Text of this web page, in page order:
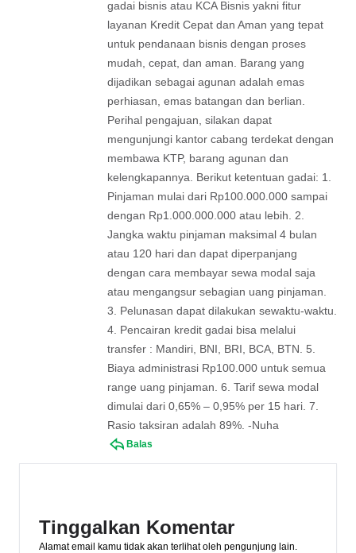
gadai bisnis atau KCA Bisnis yakni fitur
layanan Kredit Cepat dan Aman yang tepat
untuk pendanaan bisnis dengan proses
mudah, cepat, dan aman. Barang yang
dijadikan sebagai agunan adalah emas
perhiasan, emas batangan dan berlian.
Perihal pengajuan, silakan dapat
mengunjungi kantor cabang terdekat dengan
membawa KTP, barang agunan dan
kelengkapannya. Berikut ketentuan gadai: 1.
Pinjaman mulai dari Rp100.000.000 sampai
dengan Rp1.000.000.000 atau lebih. 2.
Jangka waktu pinjaman maksimal 4 bulan
atau 120 hari dan dapat diperpanjang
dengan cara membayar sewa modal saja
atau mengangsur sebagian uang pinjaman.
3. Pelunasan dapat dilakukan sewaktu-waktu.
4. Pencairan kredit gadai bisa melalui
transfer : Mandiri, BNI, BRI, BCA, BTN. 5.
Biaya administrasi Rp100.000 untuk semua
range uang pinjaman. 6. Tarif sewa modal
dimulai dari 0,65% – 0,95% per 15 hari. 7.
Rasio taksiran adalah 89%. -Nuha
Balas
Tinggalkan Komentar
Alamat email kamu tidak akan terlihat oleh pengunjung lain.